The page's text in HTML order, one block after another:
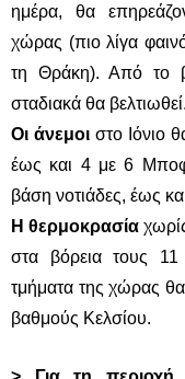
ημέρα, θα
χώρας (πιο λίγα
τη Θράκη). Από το
σταδιακά θα βελτιωθεί.
Οι άνεμοιστο Ιόνιο
έως και 4 με 6
βάση νοτιάδες, έως
Η θερμοκρασία
στα βόρεια τους
τμήματα της χώρας θα
βαθμούς Κελσίου.